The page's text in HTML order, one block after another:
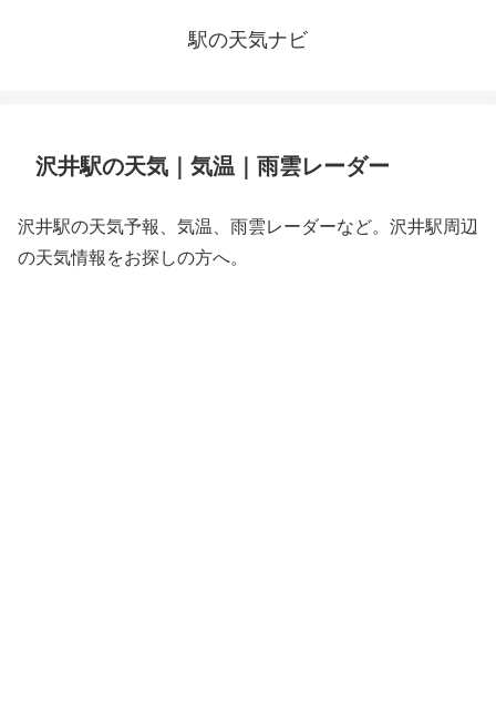
駅の天気ナビ
沢井駅の天気｜気温｜雨雲レーダー
沢井駅の天気予報、気温、雨雲レーダーなど。沢井駅周辺
の天気情報をお探しの方へ。